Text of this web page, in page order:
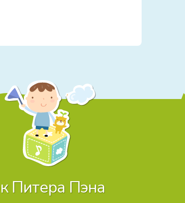
Питера Пэна